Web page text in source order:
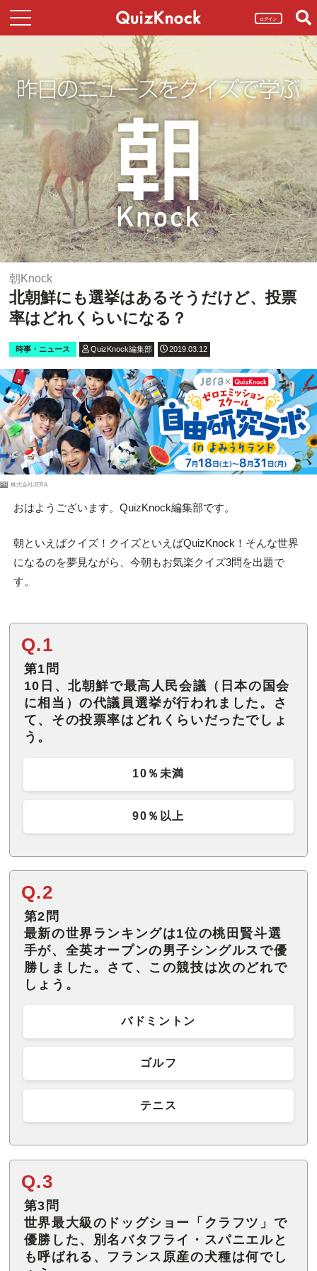
ログイン
朝Knock
北朝鮮にも選挙はあるそうだけど、投票
率はどれくらいになる？
時事・ニュース QuizKnock編集部 2019.03.12
PR 株式会社JERA
おはようございます。QuizKnock編集部です。
朝といえばクイズ！クイズといえばQuizKnock！そんな世界
になるのを夢見ながら、今朝もお気楽クイズ3問を出題で
す。
Q.1
第1問
10日、北朝鮮で最高人民会議（日本の国会
に相当）の代議員選挙が行われました。さ
て、その投票率はどれくらいだったでしょ
う。
10％未満
90％以上
Q.2
第2問
最新の世界ランキングは1位の桃田賢斗選
手が、全英オープンの男子シングルスで優
勝しました。さて、この競技は次のどれで
しょう。
バドミントン
ゴルフ
テニス
Q.3
第3問
世界最大級のドッグショー「クラフツ」で
優勝した、別名バタフライ・スパニエルと
も呼ばれる、フランス原産の犬種は何でし